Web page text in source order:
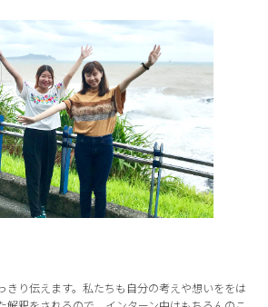
きり伝えます。私たちも自分の考えや想いををは